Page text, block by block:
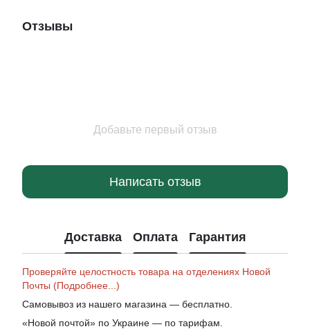
Отзывы
Добавьте первый отзыв
Написать отзыв
Доставка Оплата Гарантия
Проверяйте целостность товара на отделениях Новой
Почты (Подробнее...)
Самовывоз из нашего магазина — бесплатно.
«Новой почтой» по Украине — по тарифам.